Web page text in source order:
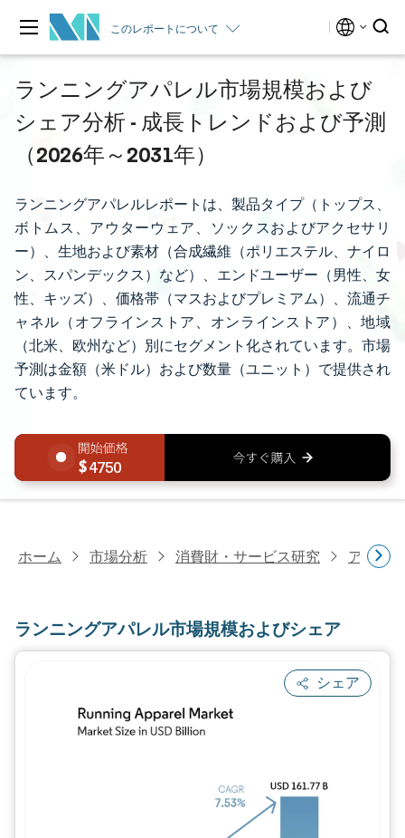
このレポートについて
ランニングアパレル市場規模および
シェア分析 - 成長トレンドおよび予測
（2026年～2031年）
ランニングアパレルレポートは、製品タイプ（トップス、
ボトムス、アウターウェア、ソックスおよびアクセサリ
ー）、生地および素材（合成繊維（ポリエステル、ナイロ
ン、スパンデックス）など）、エンドユーザー（男性、女
性、キッズ）、価格帯（マスおよびプレミアム）、流通チ
ャネル（オフラインストア、オンラインストア）、地域
（北米、欧州など）別にセグメント化されています。市場
予測は金額（米ドル）および数量（ユニット）で提供され
ています。
4750
ホーム 市場分析 消費財・サービス研究 アパレ
ランニングアパレル市場規模およびシェア
シェア